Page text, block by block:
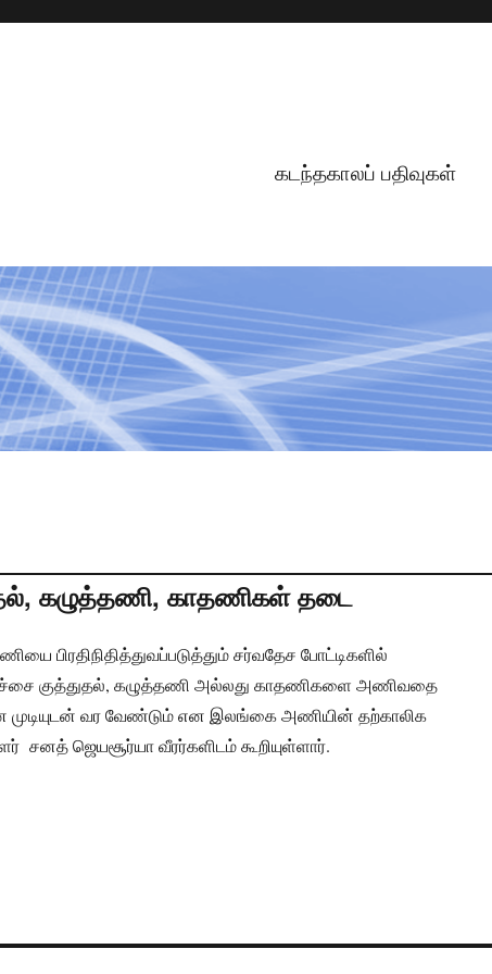
கடந்தகாலப் பதிவுகள்
கழுத்தணி, காதணிகள் தடை
பிரதிநிதித்துவப்படுத்தும் சர்வதேச போட்டிகளில்
பச்சை குத்துதல், கழுத்தணி அல்லது காதணிகளை அணிவதை
முடியுடன் வர வேண்டும் என இலங்கை அணியின் தற்காலிக
சனத் ஜெயசூர்யா வீரர்களிடம் கூறியுள்ளார்.